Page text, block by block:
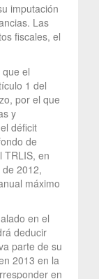
imputación
Las
fiscales, el
el
1 del
por el que
y
déficit
de
TRLIS, en
2012,
máximo
en el
deducir
parte de su
2013 en la
en